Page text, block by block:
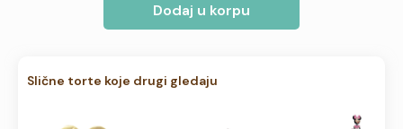
Dodaj u korpu
Slične torte koje drugi gledaju